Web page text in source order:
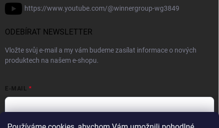
https://www.youtube.com/@winnergroup-wg3849
ODEBÍRAT NEWSLETTER
Vložte svůj e-mail a my vám budeme zasílat informace o nových
produktech na našem e-shopu.
E-MAIL